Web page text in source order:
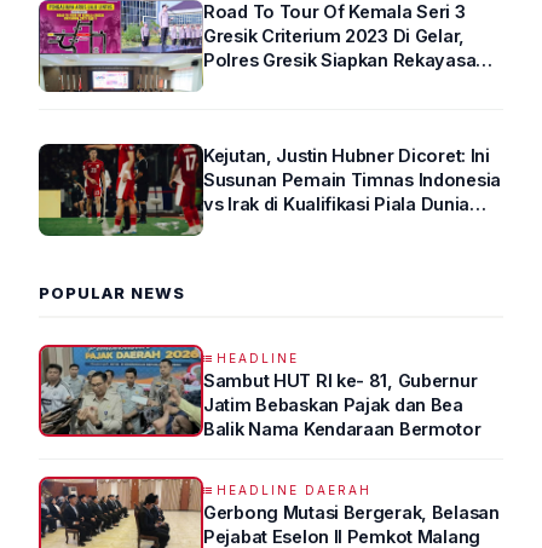
Road To Tour Of Kemala Seri 3
Gresik Criterium 2023 Di Gelar,
Polres Gresik Siapkan Rekayasa
Kejutan, Justin Hubner Dicoret: Ini
Susunan Pemain Timnas Indonesia
vs Irak di Kualifikasi Piala Dunia
POPULAR NEWS
HEADLINE
Sambut HUT RI ke- 81, Gubernur
Jatim Bebaskan Pajak dan Bea
Balik Nama Kendaraan Bermotor
HEADLINE DAERAH
Gerbong Mutasi Bergerak, Belasan
Pejabat Eselon II Pemkot Malang